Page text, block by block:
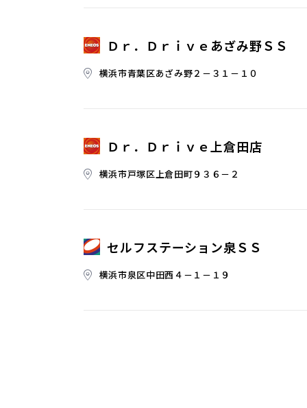
Ｄｒ．Ｄｒｉｖｅあざみ野ＳＳ
横浜市青葉区あざみ野２－３１－１０
Ｄｒ．Ｄｒｉｖｅ上倉田店
横浜市戸塚区上倉田町９３６－２
セルフステーション泉ＳＳ
横浜市泉区中田西４－１－１９